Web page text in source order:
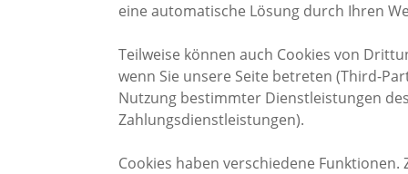
eine automatische Lösung durch Ihren
Teilweise können auch Cookies von
wenn Sie unsere Seite betreten (Third-
Nutzung bestimmter Dienstleistungen
Zahlungsdienstleistungen).
Cookies haben verschiedene